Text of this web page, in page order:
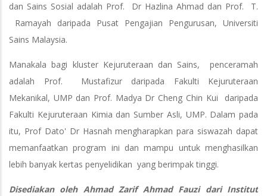
dan Sains Sosial adalah Prof. Dr Hazlina Ahmad dan Prof. T.
Ramayah daripada Pusat Pengajian Pengurusan, Universiti
Sains Malaysia.
Manakala bagi kluster Kejuruteraan dan Sains, penceramah
adalah Prof. Mustafizur daripada Fakulti Kejuruteraan
Mekanikal, UMP dan Prof. Madya Dr Cheng Chin Kui daripada
Fakulti Kejuruteraan Kimia dan Sumber Asli, UMP. Dalam pada
itu, Prof Dato' Dr Hasnah mengharapkan para siswazah dapat
memanfaatkan program ini dan mampu untuk menghasilkan
lebih banyak kertas penyelidikan yang berimpak tinggi.
Disediakan oleh Ahmad Zarif Ahmad Fauzi dari Institut